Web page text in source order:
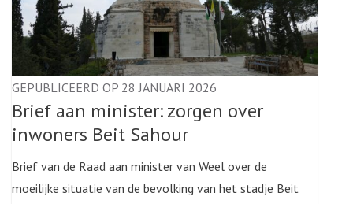
GEPUBLICEERD OP 28 JANUARI 2026
Brief aan minister: zorgen over
inwoners Beit Sahour
Brief van de Raad aan minister van Weel over de
moeilijke situatie van de bevolking van het stadje Beit